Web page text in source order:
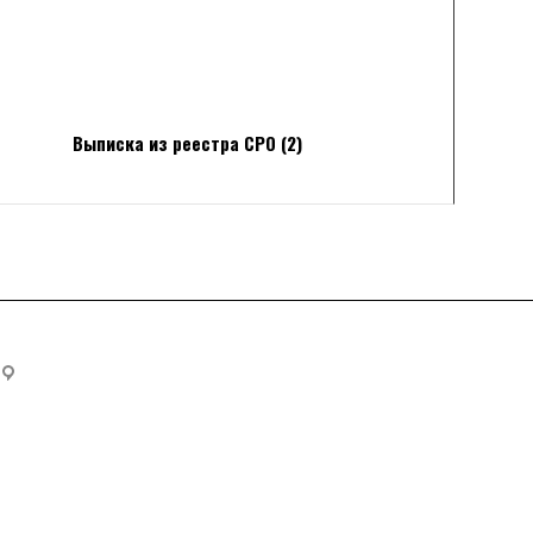
Выписка из реестра СРО (2)